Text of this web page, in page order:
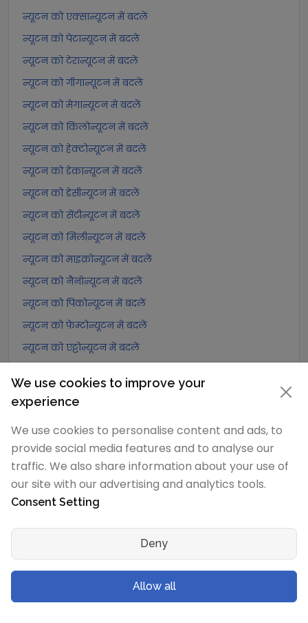
न्यूटन को एक्सान्यूटन में बदलें
न्यूटन को पेटान्यूटन में बदलें
न्यूटन को टेरान्यूटन में बदलें
न्यूटन को गीगान्यूटन में बदलें
न्यूटन को मेगान्यूटन में बदलें
न्यूटन को किलोन्यूटन में बदलें
न्यूटन को हेक्टोन्यूटन में बदलें
न्यूटन को डेकान्यूटन में बदलें
न्यूटन को डेसीन्यूटन में बदलें
न्यूटन को सेंटीन्यूटन में बदलें
न्यूटन को मिलीन्यूटन में बदलें
न्यूटन को माइक्रोन्यूटन में बदलें
न्यूटन को नैनोन्यूटन में बदलें
न्यूटन को पिकोन्यूटन में बदलें
न्यूटन को फेम्टोन्यूटन में बदलें
न्यूटन को एट्टोन्यूटन में बदलें
न्यूटन को जूल/सेंटीमीटर में बदलें
न्यूटन को पाउंड फुट प्रति वर्ग सेकंड में बदलें
न्यूटन को लघु टन-बल में बदलें
न्यूटन को मेट्रिक टन-बल में बदलें
न्यूटन को पोंड में बदलें
न्यूटन को किलोपोंड में बदलें
We use cookies to improve your
experience
We use cookies to personalise content and ads, to
provide social media features and to analyse our
traffic. We also share information about your use of
our site with our advertising and analytics tools.
Consent Setting
Deny
Allow all